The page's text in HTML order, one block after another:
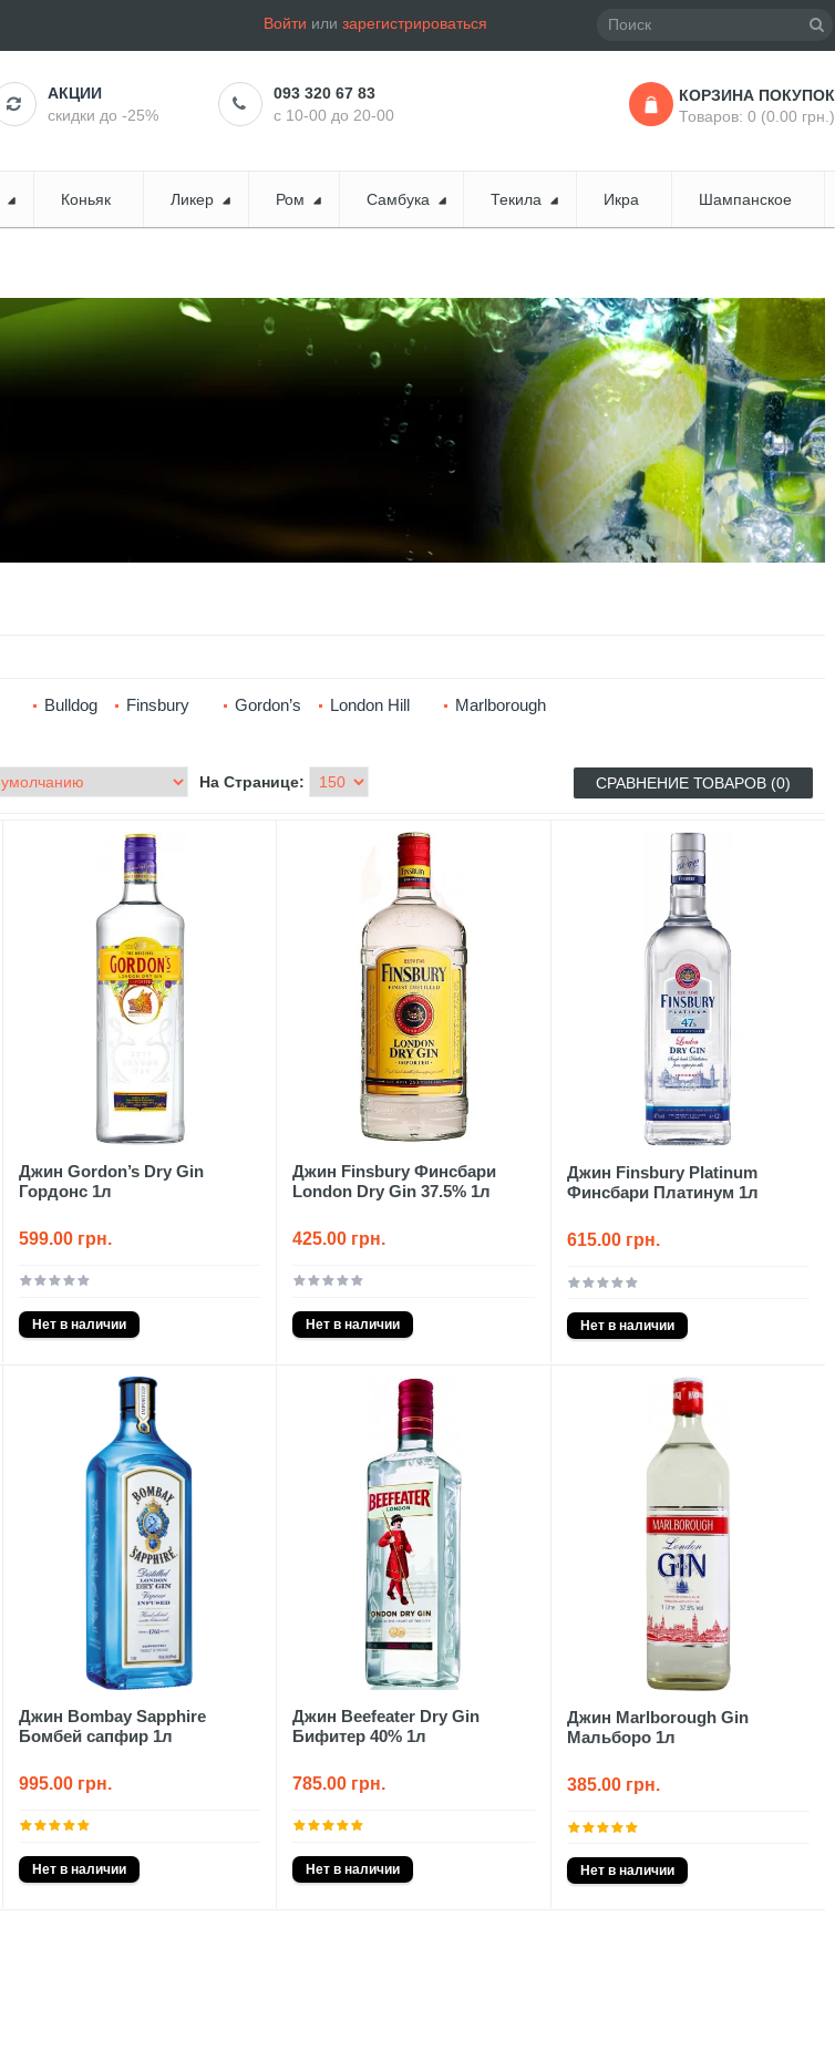
Войти илизарегистрироваться
АКЦИИ
скидки до -25%
093 320 67 83
с 10-00 до 20-00
КОРЗИНА ПОКУПОК
Товаров: 0 (0.00 грн.)
Коньяк Ликер Ром Самбука Текила Икра Шампанское
Bulldog Finsbury Gordon’s London Hill Marlborough
СРАВНЕНИЕ ТОВАРОВ (0)
На Странице:
Джин Gordon’s Dry Gin
Гордонс 1л
599.00 грн.
Джин Finsbury Финсбари
London Dry Gin 37.5% 1л
425.00 грн.
Джин Finsbury Platinum
Финсбари Платинум 1л
615.00 грн.
Джин Bombay Sapphire
Бомбей сапфир 1л
995.00 грн.
Джин Beefeater Dry Gin
Бифитер 40% 1л
785.00 грн.
Джин Marlborough Gin
Мальборо 1л
385.00 грн.